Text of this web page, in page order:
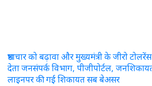
भ्रष्टाचार को बढ़ावा और मुख्यमंत्री के जीरो
देता जनसंपर्क विभाग, पीजीपोर्टल,
लाइनपर की गई शिकायत सब बेअसर